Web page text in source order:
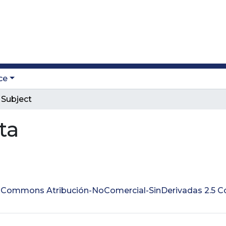
Atribución-NoComercial-SinDerivadas 2.5